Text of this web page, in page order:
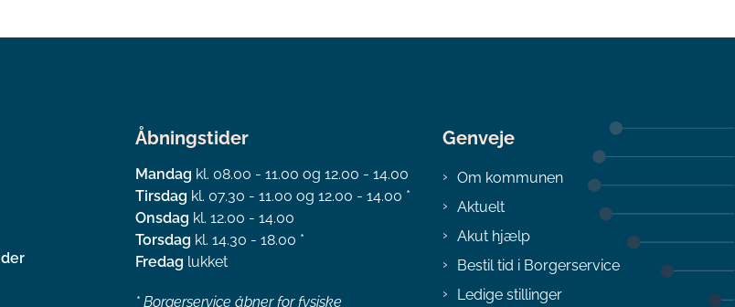
Åbningstider
Mandag kl. 08.00 - 11.00 og 12.00 - 14.00
Tirsdag kl. 07.30 - 11.00 og 12.00 - 14.00 *
Onsdag kl. 12.00 - 14.00
Torsdag kl. 14.30 - 18.00 *
Fredag lukket
* Borgerservice åbner for fysiske
Genveje
Om kommunen
Aktuelt
Akut hjælp
Bestil tid i Borgerservice
Ledige stillinger